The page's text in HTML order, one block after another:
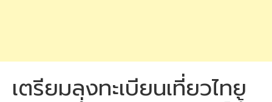
เตรียมลงทะเบียนเที่ยวไทย